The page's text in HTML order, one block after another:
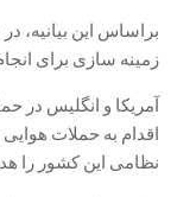
براساس این بیانیه،
زمینه سازی برای
اقدام به حملات
نظامی این کشور را